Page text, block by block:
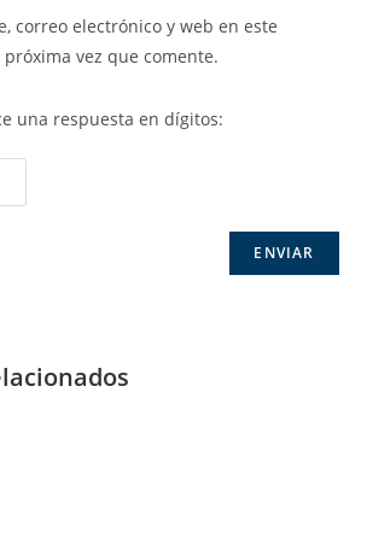
correo electrónico y web en este
vez que comente.
una respuesta en dígitos: